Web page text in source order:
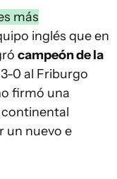
más
inglés que en
campeón de la
0 al Friburgo
firmó una
un nuevo e